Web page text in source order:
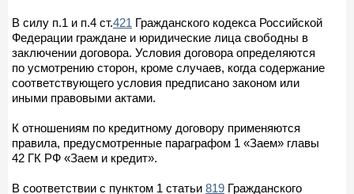
В силу п.1 и п.4 ст.421 Гражданского кодекса Российской
Федерации граждане и юридические лица свободны в
заключении договора. Условия договора определяются
по усмотрению сторон, кроме случаев, когда содержание
соответствующего условия предписано законом или
иными правовыми актами.
К отношениям по кредитному договору применяются
правила, предусмотренные параграфом 1 «Заем» главы
42 ГК РФ «Заем и кредит».
В соответствии с пунктом 1 статьи 819 Гражданского